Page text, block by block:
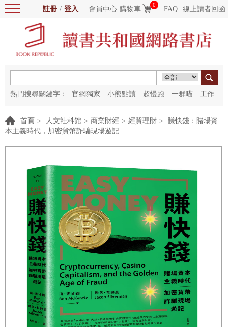
註冊 / 登入 會員中心 購物車
0
FAQ 線上讀者回函
熱門搜尋關鍵字： 官網獨家 小熊點讀 超慢跑 一群喵 工作
首頁 > 人文社科館 > 商業財經 > 經貿理財 >
賺快錢：賭場資
本主義時代，加密貨幣詐騙現場遊記